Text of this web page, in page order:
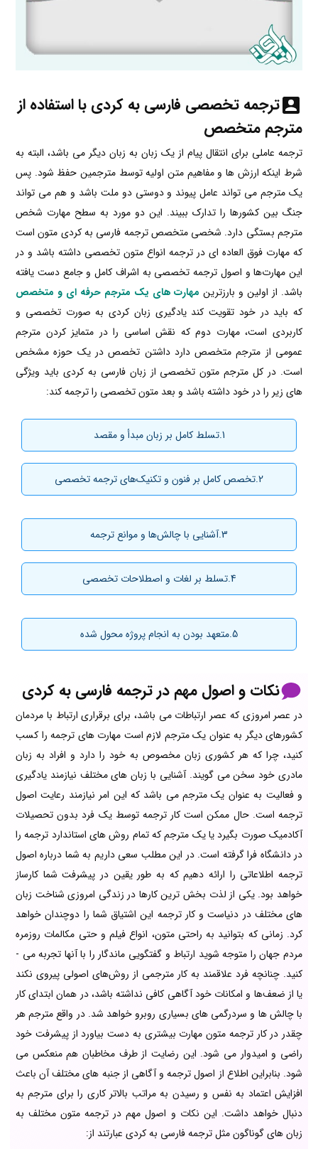
ترجمه تخصصی فارسی به کردی با استفاده از
مترجم متخصص
ترجمه عاملی برای انتقال پیام از یک زبان به زبان دیگر می باشد، البته به
شرط اینکه ارزش ها و مفاهیم متن اولیه توسط مترجمین حفظ شود. پس
یک مترجم می تواند عامل پیوند و دوستی دو ملت باشد و هم می تواند
جنگ بین کشورها را تدارک ببیند. این دو مورد به سطح مهارت شخص
مترجم بستگی دارد. شخصی متخصص ترجمه فارسی به کردی متون است
که مهارت فوق العاده ای در ترجمه انواع متون تخصصی داشته باشد و در
این مهارت‌ها و اصول ترجمه تخصصی به اشراف کامل و جامع دست یافته
باشد. از اولین و بارزترین مهارت های یک مترجم حرفه ای و متخصص
که باید در خود تقویت کند یادگیری زبان کردی به صورت تخصصی و
کاربردی است، مهارت دوم که نقش اساسی را در متمایز کردن مترجم
عمومی از مترجم متخصص دارد داشتن تخصص در یک حوزه مشخص
است. در کل مترجم متون تخصصی از زبان فارسی به کردی باید ویژگی
های زیر را در خود داشته باشد و بعد متون تخصصی را ترجمه کند:
1.تسلط کامل بر زبان مبدأ و مقصد
2.تخصص کامل بر فنون و تکنیک‌های ترجمه تخصصی
3.آشنایی با چالش‌ها و موانع ترجمه
4.تسلط بر لغات و اصطلاحات تخصصی
5.متعهد بودن به انجام پروژه محول شده
نکات و اصول مهم در ترجمه فارسی به کردی
در عصر امروزی که عصر ارتباطات می باشد، برای برقراری ارتباط با مردمان
کشورهای دیگر به عنوان یک مترجم لازم است مهارت های ترجمه را کسب
کنید، چرا که هر کشوری زبان مخصوص به خود را دارد و افراد به زبان
مادری خود سخن می گویند. آشنایی با زبان های مختلف نیازمند یادگیری
و فعالیت به عنوان یک مترجم می باشد که این امر نیازمند رعایت اصول
ترجمه است. حال ممکن است کار ترجمه توسط یک فرد بدون تحصیلات
آکادمیک صورت بگیرد یا یک مترجم که تمام روش های استاندارد ترجمه را
در دانشگاه فرا گرفته است. در این مطلب سعی داریم به شما درباره اصول
ترجمه اطلاعاتی را ارائه دهیم که به طور یقین در پیشرفت شما کارساز
خواهد بود. یکی از لذت بخش­­ ترین کارها در زندگی امروزی شناخت زبان
های مختلف در دنیاست و کار ترجمه این اشتیاق شما را دوچندان خواهد
کرد. زمانی که بتوانید به راحتی متون، انواع فیلم و حتی مکالمات روزمره
مردم جهان را متوجه شوید ارتباط و گفتگویی ماندگار را با آنها تجربه می ­
کنید. چنانچه فرد علاقمند به کار مترجمی از روش‌های اصولی پیروی نکند
یا از ضعف‌ها و امکانات خود آگاهی کافی نداشته باشد، در همان ابتدای کار
با چالش ­ها و سردرگمی­ های بسیاری روبرو خواهد شد. در واقع مترجم هر
چقدر در کار ترجمه متون مهارت بیشتری به ­دست بیاورد از پیشرفت خود
راضی و امیدوار می شود. این رضایت از طرف مخاطبان هم منعکس می
شود. بنابراین اطلاع از اصول ترجمه و آگاهی از جنبه ­های مختلف آن باعث
افزایش اعتماد به نفس و رسیدن به مراتب بالاتر کاری را برای مترجم به
دنبال خواهد داشت. این نکات و اصول مهم در ترجمه متون مختلف به
زبان های گوناگون مثل ترجمه فارسی به کردی عبارتند از: